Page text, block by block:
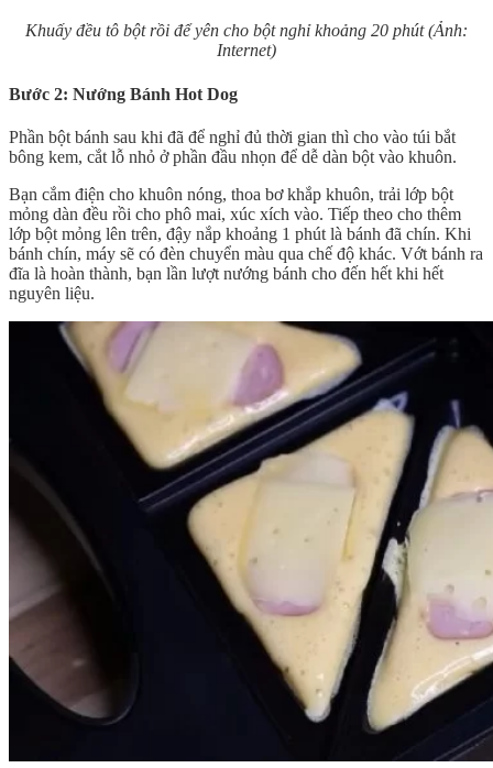
Khuấy đều tô bột rồi để yên cho bột nghỉ khoảng 20 phút (Ảnh:
Internet)
Bước 2: Nướng Bánh Hot Dog
Phần bột bánh sau khi đã để nghỉ đủ thời gian thì cho vào túi bắt
bông kem, cắt lỗ nhỏ ở phần đầu nhọn để dễ dàn bột vào khuôn.
Bạn cắm điện cho khuôn nóng, thoa bơ khắp khuôn, trải lớp bột
mỏng dàn đều rồi cho phô mai, xúc xích vào. Tiếp theo cho thêm
lớp bột mỏng lên trên, đậy nắp khoảng 1 phút là bánh đã chín. Khi
bánh chín, máy sẽ có đèn chuyển màu qua chế độ khác. Vớt bánh ra
đĩa là hoàn thành, bạn lần lượt nướng bánh cho đến hết khi hết
nguyên liệu.